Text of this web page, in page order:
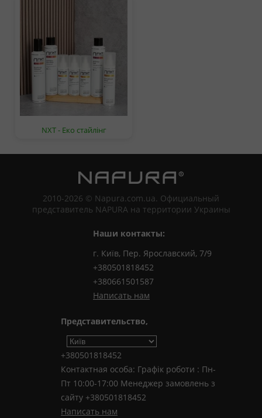
NXT - Еко стайлінг
2010-2026 © Napura.com.ua. Официальный
представитель NAPURA на территории Украины
Наши контакты:
г. Київ, Пер. Ярославский, 7/9
+380501818452
+380661501587
Написать нам
Представительство,
+380501818452
Контактная особа: Графік роботи : Пн-
Пт 10:00-17:00 Менеджер замовлень з
сайту +380501818452
Написать нам